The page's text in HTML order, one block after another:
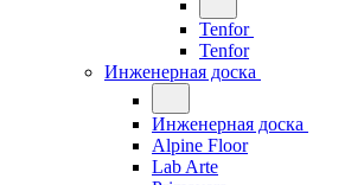
Tenfor
Tenfor
Инженерная доска
Инженерная доска
Alpine Floor
Lab Arte